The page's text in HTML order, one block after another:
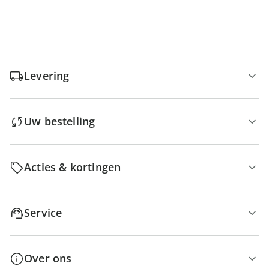
Levering
Uw bestelling
Acties & kortingen
Service
Over ons